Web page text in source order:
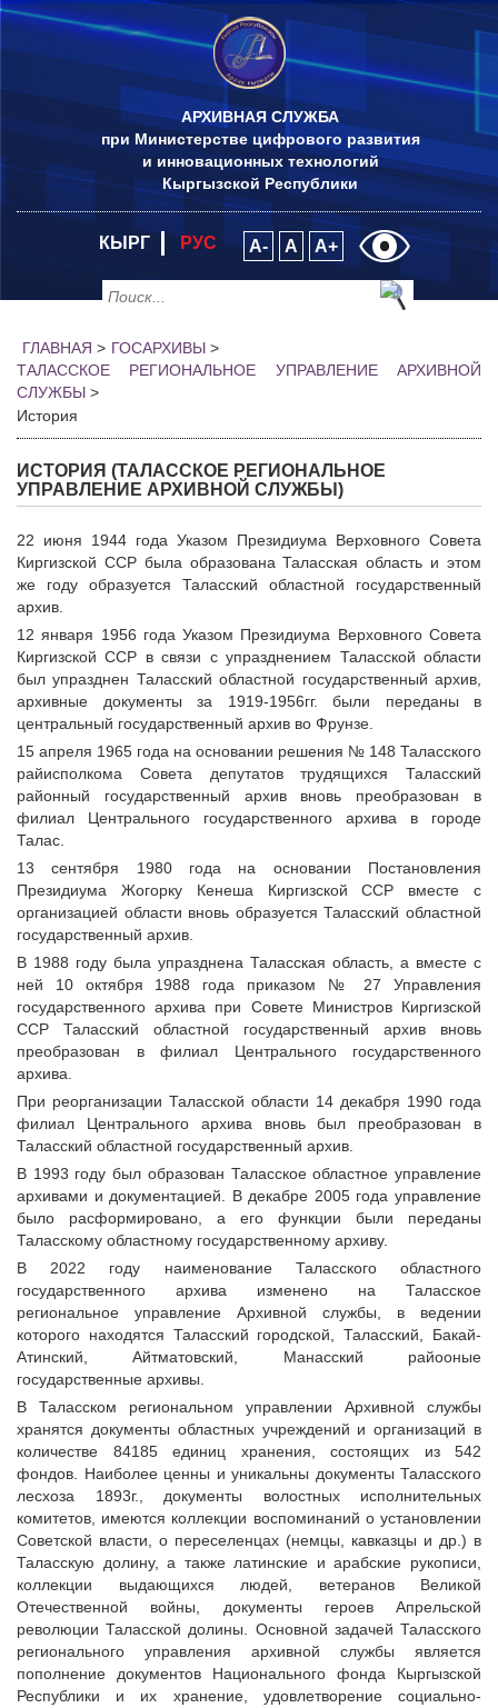
АРХИВНАЯ СЛУЖБА
при Министерстве цифрового развития
и инновационных технологий
Кыргызской Республики
КЫРГ РУС A- A A+
ГЛАВНАЯ > ГОСАРХИВЫ >
ТАЛАССКОЕ РЕГИОНАЛЬНОЕ УПРАВЛЕНИЕ АРХИВНОЙ
СЛУЖБЫ >
История
ИСТОРИЯ (ТАЛАССКОЕ РЕГИОНАЛЬНОЕ
УПРАВЛЕНИЕ АРХИВНОЙ СЛУЖБЫ)
22 июня 1944 года Указом Президиума Верховного Совета
Киргизской ССР была образована Таласская область и этом
же году образуется Таласский областной государственный
архив.
12 января 1956 года Указом Президиума Верховного Совета
Киргизской ССР в связи с упразднением Таласской области
был упразднен Таласский областной государственный архив,
архивные документы за 1919-1956гг. были переданы в
центральный государственный архив во Фрунзе.
15 апреля 1965 года на основании решения № 148 Таласского
райисполкома Совета депутатов трудящихся Таласский
районный государственный архив вновь преобразован в
филиал Центрального государственного архива в городе
Талас.
13 сентября 1980 года на основании Постановления
Президиума Жогорку Кенеша Киргизской ССР вместе с
организацией области вновь образуется Таласский областной
государственный архив.
В 1988 году была упразднена Таласская область, а вместе с
ней 10 октября 1988 года приказом № 27 Управления
государственного архива при Совете Министров Киргизской
ССР Таласский областной государственный архив вновь
преобразован в филиал Центрального государственного
архива.
При реорганизации Таласской области 14 декабря 1990 года
филиал Центрального архива вновь был преобразован в
Таласский областной государственный архив.
В 1993 году был образован Таласское областное управление
архивами и документацией. В декабре 2005 года управление
было расформировано, а его функции были переданы
Таласскому областному государственному архиву.
В 2022 году наименование Таласского областного
государственного архива изменено на Таласское
региональное управление Архивной службы, в ведении
которого находятся Таласский городской, Таласский, Бакай-
Атинский, Айтматовский, Манасский райооные
государственные архивы.
В Таласском региональном управлении Архивной службы
хранятся документы областных учреждений и организаций в
количестве 84185 единиц хранения, состоящих из 542
фондов. Наиболее ценны и уникальны документы Таласского
лесхоза 1893г., документы волостных исполнительных
комитетов, имеются коллекции воспоминаний о установлении
Советской власти, о переселенцах (немцы, кавказцы и др.) в
Таласскую долину, а также латинские и арабские рукописи,
коллекции выдающихся людей, ветеранов Великой
Отечественной войны, документы героев Апрельской
революции Таласской долины. Основной задачей Таласского
регионального управления архивной службы является
пополнение документов Национального фонда Кыргызской
Республики и их хранение, удовлетворение социально-